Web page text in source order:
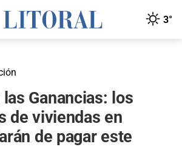
3°
Ganancias: los
de viviendas en
de pagar este